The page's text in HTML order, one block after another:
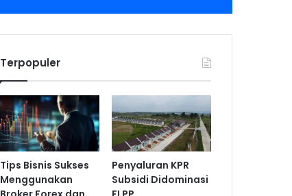
Terpopuler
Tips Bisnis Sukses
Menggunakan
Penyaluran KPR
Subsidi Didominasi